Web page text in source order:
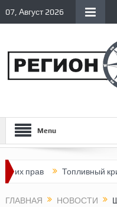
07, Август 2026
Menu
Топливный кризис в
ГЛАВНАЯ НОВОСТИ